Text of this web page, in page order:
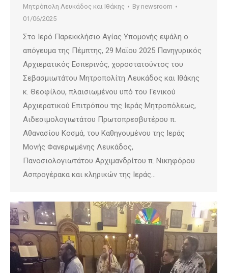
Μητρόπολη Λευκάδος και Ιθάκης By newsroom
01/06/2025
Στο Ιερό Παρεκκλήσιο Αγίας Υπομονής εψάλη ο
απόγευμα της Πέμπτης, 29 Μαΐου 2025 Πανηγυρικός
Αρχιερατικός Εσπερινός, χοροστατούντος του
Σεβασμιωτάτου Μητροπολίτη Λευκάδος και Ιθάκης
κ. Θεοφίλου, πλαισιωμένου υπό του Γενικού
Αρχιερατικού Επιτρόπου της Ιεράς Μητροπόλεως,
Αιδεσιμολογιωτάτου Πρωτοπρεσβυτέρου π.
Αθανασίου Κοσμά, του Καθηγουμένου της Ιεράς
Μονής Φανερωμένης Λευκάδος,
Πανοσιολογιωτάτου Αρχιμανδρίτου π. Νικηφόρου
Ασπρογέρακα και κληρικών της Ιεράς…